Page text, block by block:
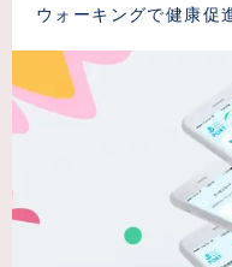
ウォーキングで健康促
「アルコイン」のUI/UX